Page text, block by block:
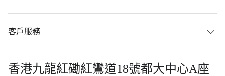
客戶服務
香港九龍紅磡紅鸞道18號都大中心A座